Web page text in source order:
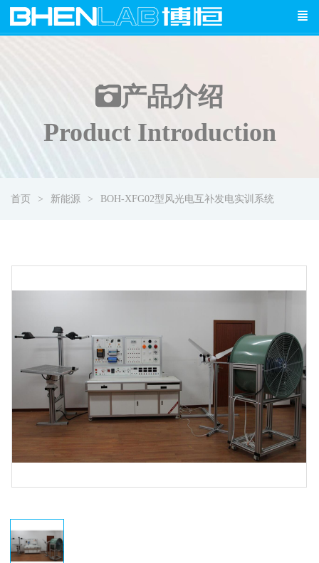
产品介绍
Product Introduction
首页 新能源 BOH-XFG02型风光电互补发电实训系统